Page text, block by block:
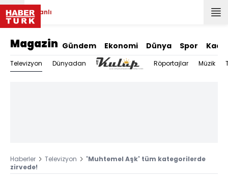
Canlı
Magazin Gündem Ekonomi Dünya Spor
Televizyon Dünyadan Röportajlar Müzik
Haberler Televizyon
'Muhtemel Aşk' tüm kategorilerde
zirvede!